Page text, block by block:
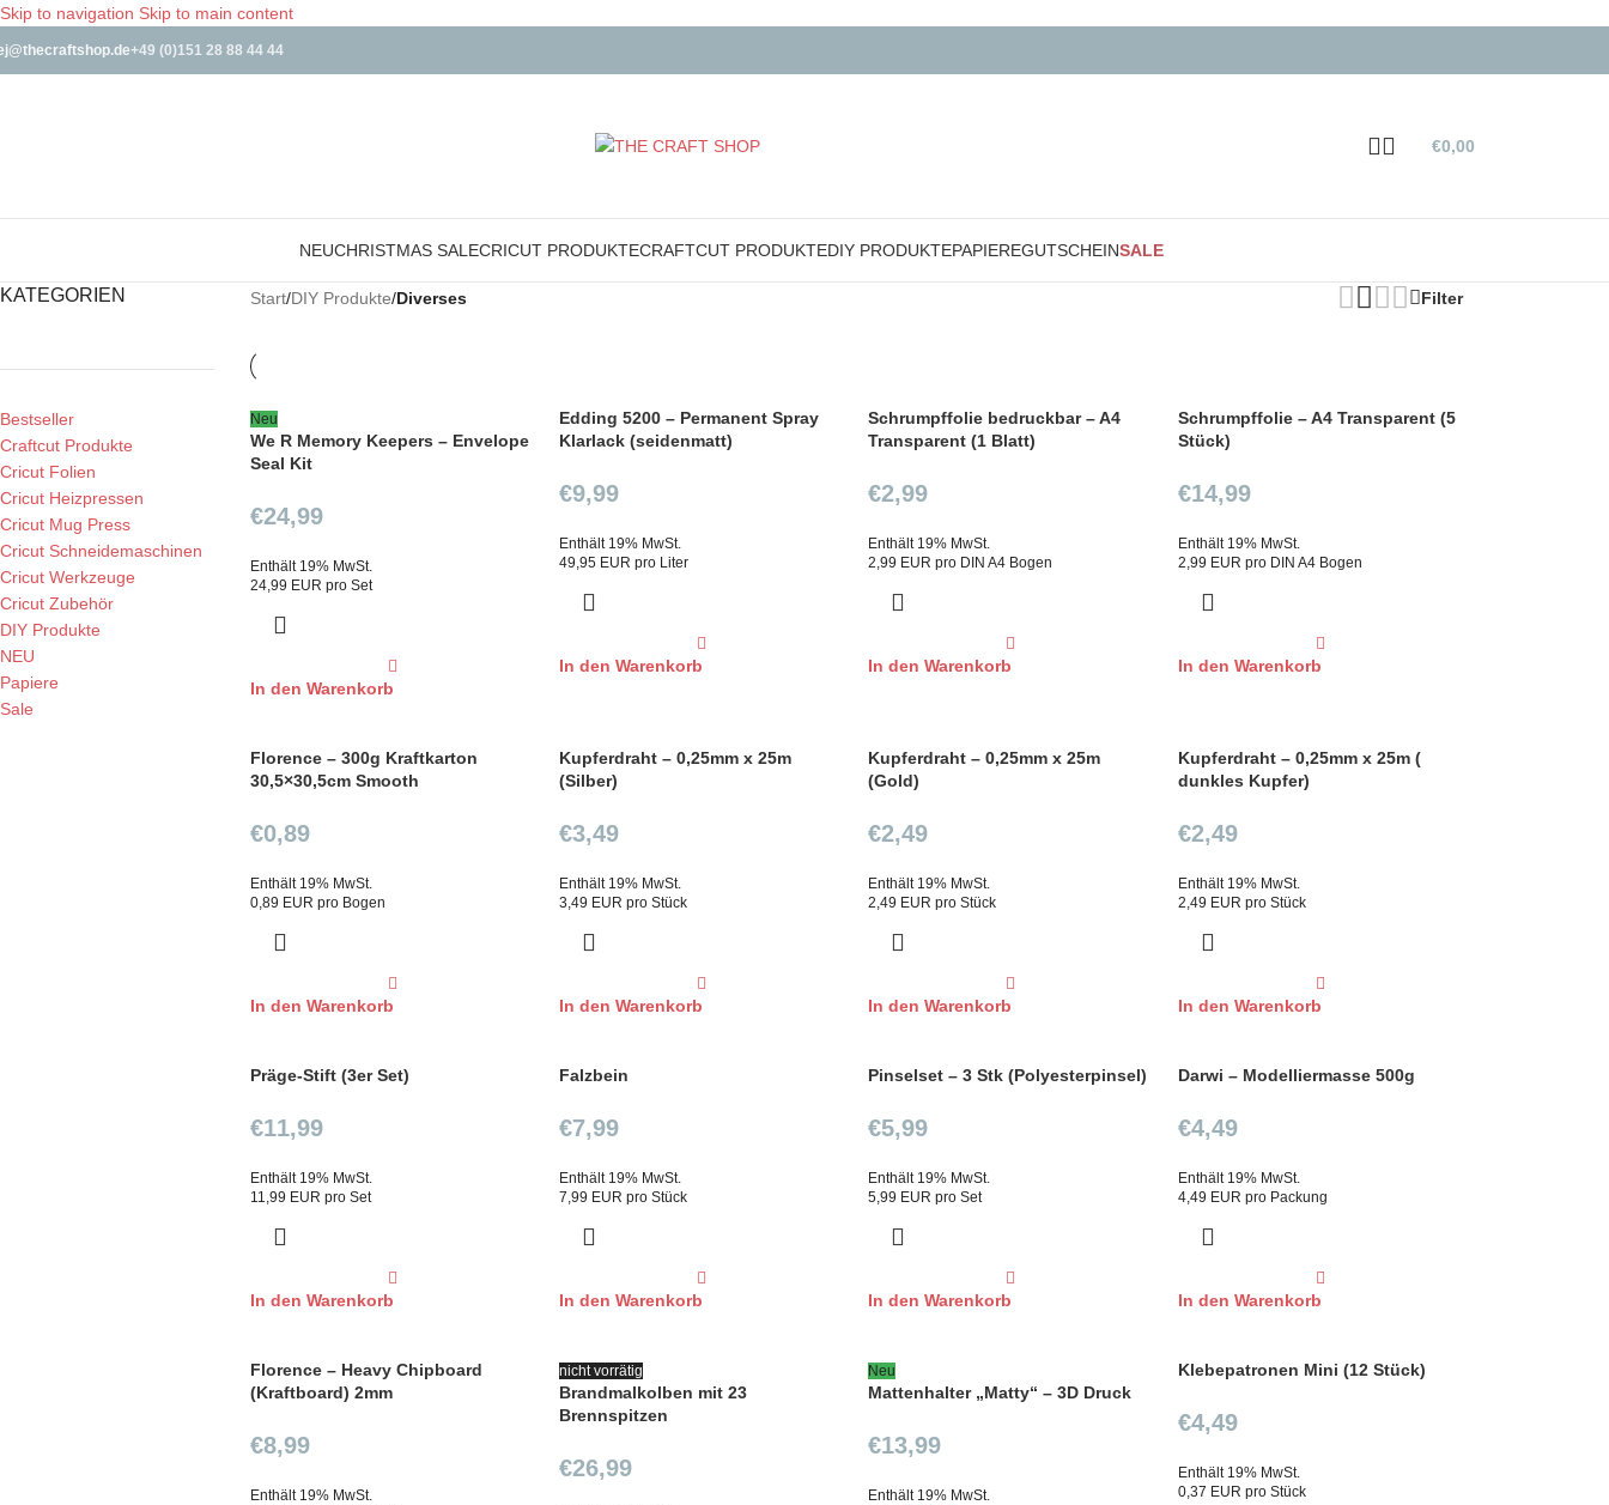
Skip to navigation Skip to main content
+49 (0)151 28 88 44 44
€0,00
NEUCHRISTMAS SALECRICUT PRODUKTECRAFTCUT PRODUKTEDIY PRODUKTEPAPIEREGUTSCHEINSALE
KATEGORIEN
Bestseller
Craftcut Produkte
Cricut Folien
Cricut Heizpressen
Cricut Mug Press
Cricut Schneidemaschinen
Cricut Werkzeuge
Cricut Zubehör
DIY Produkte
NEU
Papiere
Sale
Start/DIY Produkte/Diverses Filter
Neu
We R Memory Keepers – Envelope
Seal Kit
€24,99
Enthält 19% MwSt.
24,99 EUR pro Set
In den Warenkorb
Edding 5200 – Permanent Spray
Klarlack (seidenmatt)
€9,99
Enthält 19% MwSt.
49,95 EUR pro Liter
In den Warenkorb
Schrumpffolie bedruckbar – A4
Transparent (1 Blatt)
€2,99
Enthält 19% MwSt.
2,99 EUR pro DIN A4 Bogen
In den Warenkorb
Schrumpffolie – A4 Transparent (5
Stück)
€14,99
Enthält 19% MwSt.
2,99 EUR pro DIN A4 Bogen
In den Warenkorb
Florence – 300g Kraftkarton
30,5×30,5cm Smooth
€0,89
Enthält 19% MwSt.
0,89 EUR pro Bogen
In den Warenkorb
Kupferdraht – 0,25mm x 25m
(Silber)
€3,49
Enthält 19% MwSt.
3,49 EUR pro Stück
In den Warenkorb
Kupferdraht – 0,25mm x 25m
(Gold)
€2,49
Enthält 19% MwSt.
2,49 EUR pro Stück
In den Warenkorb
Kupferdraht – 0,25mm x 25m (
dunkles Kupfer)
€2,49
Enthält 19% MwSt.
2,49 EUR pro Stück
In den Warenkorb
Präge-Stift (3er Set)
€11,99
Enthält 19% MwSt.
11,99 EUR pro Set
In den Warenkorb
Falzbein
€7,99
Enthält 19% MwSt.
7,99 EUR pro Stück
In den Warenkorb
Pinselset – 3 Stk (Polyesterpinsel)
€5,99
Enthält 19% MwSt.
5,99 EUR pro Set
In den Warenkorb
Darwi – Modelliermasse 500g
€4,49
Enthält 19% MwSt.
4,49 EUR pro Packung
In den Warenkorb
Florence – Heavy Chipboard
(Kraftboard) 2mm
€8,99
Enthält 19% MwSt.
nicht vorrätig
Brandmalkolben mit 23
Brennspitzen
€26,99
Neu
Mattenhalter „Matty“ – 3D Druck
€13,99
Enthält 19% MwSt.
Klebepatronen Mini (12 Stück)
€4,49
Enthält 19% MwSt.
0,37 EUR pro Stück